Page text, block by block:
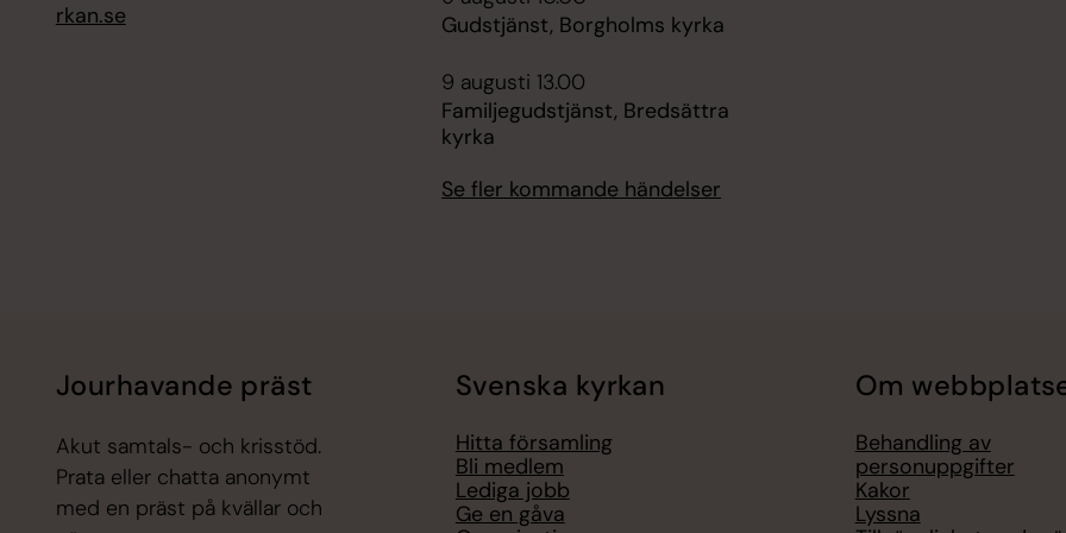
rkan.se
Gudstjänst, Borgholms kyrka
9 augusti 13.00
Familjegudstjänst, Bredsättra
kyrka
Se fler kommande händelser
Jourhavande präst
Akut samtals- och krisstöd.
Prata eller chatta anonymt
med en präst på kvällar och
Svenska kyrkan
Hitta församling
Bli medlem
Lediga jobb
Ge en gåva
Om
Behandling av
personuppgifter
Kakor
Lyssna